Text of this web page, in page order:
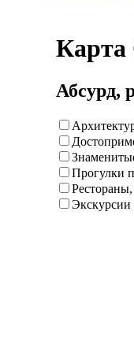
Карта
Абсурд,
Прогулки
Экскурсии